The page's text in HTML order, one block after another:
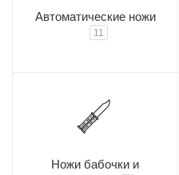
Автоматические ножи
11
Ножи бабочки и